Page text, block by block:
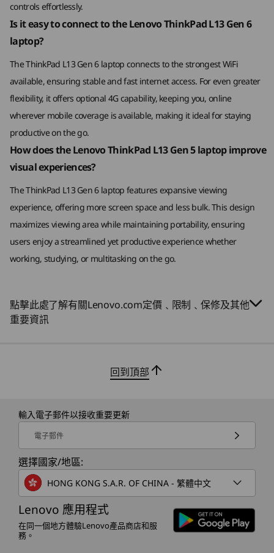
效能。 多功能性。 安全性。
領先一步，突破界限
先進 AMD 技術
這款 ThinkPad 筆記型電腦配備 AMD
Ryzen™ PRO 200 系列處理器，在簡化日
常工作的同時，提供 AI 驅動的智能體驗。
從多工處理到探索 AI 功能，這款筆記型電
腦讓你在每項活動中都能獨佔鰲頭。
(CRU)
過其
援服
MIL-SPEC 級耐用性
監管認證及頻譜分配。
***WWAN (需另行購買) 供應情況因應不同地區而異，且必須在購買時進行配置，並已選用網
絡服務供應商。
支援的對接
Thunderbolt™ 4 擴充基座
USB-C
擴充基座
規格可能因地區/型號而異。
設計
螢幕
13.3 吋 WUXGA (1920 x 1200) IPS、16:10 長寬比、
400nit、防眩光、60Hz、100% sRGB、TÜV Eyesafe
400nit、防眩光、60Hz、45% NTSC、3M 雙亮度增強膜
(DBEF5)
12 毫米 – 15.7 毫米 x 299 毫米 x 215 毫米 / 0.47 吋 – 0.61
重量
起始重量為 1.21 公斤 / 2.66 磅
鍵盤
雙功能 TrackPoint：導航光標或雙按以開啟 TrackPoint 快
速目錄
選購項目：白色 LED 背光
防濺水
電源鍵、音量加/減、Insert、Enter、Fn、F & J 鍵上的觸
controls effortlessly.
Is it easy to connect to the Lenovo ThinkPad L13 Gen 6
laptop?
The ThinkPad L13 Gen 6 laptop connects to the strongest WiFi
available, ensuring stable and fast internet access. For even greater
flexibility, it offers optional 4G capability, keeping you, online
wherever mobile coverage is available, making it ideal for staying
productive on the go.
How does the Lenovo ThinkPad L13 Gen 5 laptop improve
visual experiences?
The ThinkPad L13 Gen 6 laptop features expansive viewing
experience, offering more screen space and less bulk. This design
maximizes viewing area while maintaining portability, ensuring
users enjoy a streamlined yet productive experience whether
working, studying, or multitasking on the go.
點擊此處了解有關Lenovo.com定價﹑限制﹑保修及其他
重要資訊
回到頂部
輸入電子郵件以接收重要更新
電子郵件
選擇國家/地區:
HONG KONG S.A.R. OF CHINA - 繁體中文
Lenovo 應用程式
在同一個地方體驗Lenovo產品商店和服
務。